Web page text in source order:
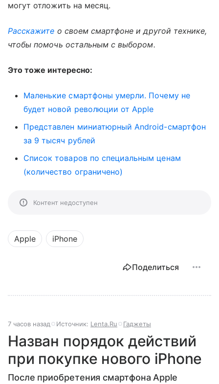
могут отложить на месяц.
Расскажите о своем смартфоне и другой технике,
чтобы помочь остальным с выбором.
Это тоже интересно:
Маленькие смартфоны умерли. Почему не
будет новой революции от Apple
Представлен миниатюрный Android-смартфон
за 9 тысяч рублей
Список товаров по специальным ценам
(количество ограничено)
Контент недоступен
Apple iPhone
Поделиться
7 часов назад Источник: Lenta.Ru Гаджеты
Назван порядок действий
при покупке нового iPhone
После приобретения смартфона Apple